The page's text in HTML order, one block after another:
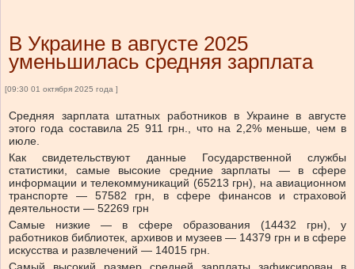
В Украине в августе 2025
уменьшилась средняя зарплата
[09:30 01 октября 2025 года ]
Средняя зарплата штатных работников в Украине в августе
этого года составила 25 911 грн., что на 2,2% меньше, чем в
июле.
Как свидетельствуют данные Государственной службы
статистики, самые высокие средние зарплаты — в сфере
информации и телекоммуникаций (65213 грн), на авиационном
транспорте — 57582 грн, в сфере финансов и страховой
деятельности — 52269 грн
Самые низкие — в сфере образования (14432 грн), у
работников библиотек, архивов и музеев — 14379 грн и в сфере
искусства и развлечений — 14015 грн.